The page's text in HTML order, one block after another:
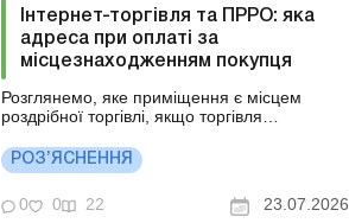
Інтернет-торгівля та ПРРО: яка
адреса при оплаті за
місцезнаходженням покупця
Розглянемо, яке приміщення є місцем
роздрібної торгівлі, якщо торгівля
покупця (замовника) без використання/з
використанням транспортного засобу, без
окремого об&;єкта оподаткування. Більше
за темою: Місце провадження діяльності не
РОЗ’ЯСНЕННЯ
0 0 22 23.07.2026